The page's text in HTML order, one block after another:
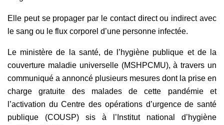
Elle peut se propager par le contact direct ou indirect avec
le sang ou le flux corporel d’une personne infectée.
Le ministère de la santé, de l’hygiène publique et de la
couverture maladie universelle (MSHPCMU), à travers un
communiqué a annoncé plusieurs mesures dont la prise en
charge gratuite des malades de cette pandémie et
l’activation du Centre des opérations d’urgence de santé
publique (COUSP) sis à l’Institut national d’hygiène